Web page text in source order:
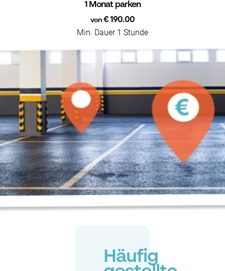
1 Monat parken
von€ 190.00
Min. Dauer 1 Stunde
Häufig